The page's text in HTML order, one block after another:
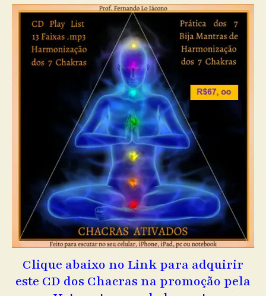
Clique abaixo no Link para adquirir
este CD dos Chacras na promoção pela